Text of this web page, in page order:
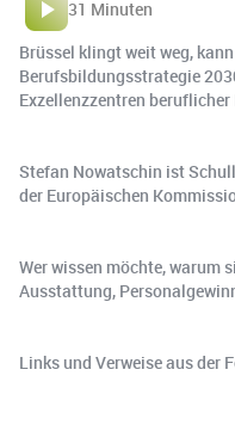
31 Minuten
Brüssel klingt weit weg,
Berufsbildungsstrategie
Exzellenzzentren
Stefan Nowatschin ist
der Europäischen
Wer wissen möchte, warum
Ausstattung,
Links und Verweise aus der